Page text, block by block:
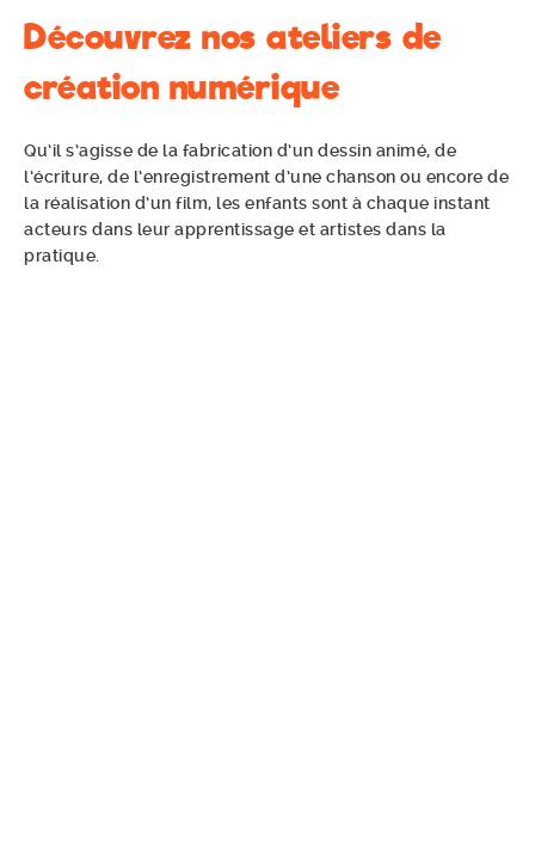
Découvrez nos ateliers de
création numérique
Qu’il s’agisse de la fabrication d’un dessin animé, de
l’écriture, de l’enregistrement d’une chanson ou encore de
la réalisation d’un film, les enfants sont à chaque instant
acteurs dans leur apprentissage et artistes dans la
pratique.